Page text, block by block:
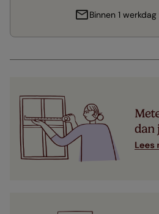
Binnen 1